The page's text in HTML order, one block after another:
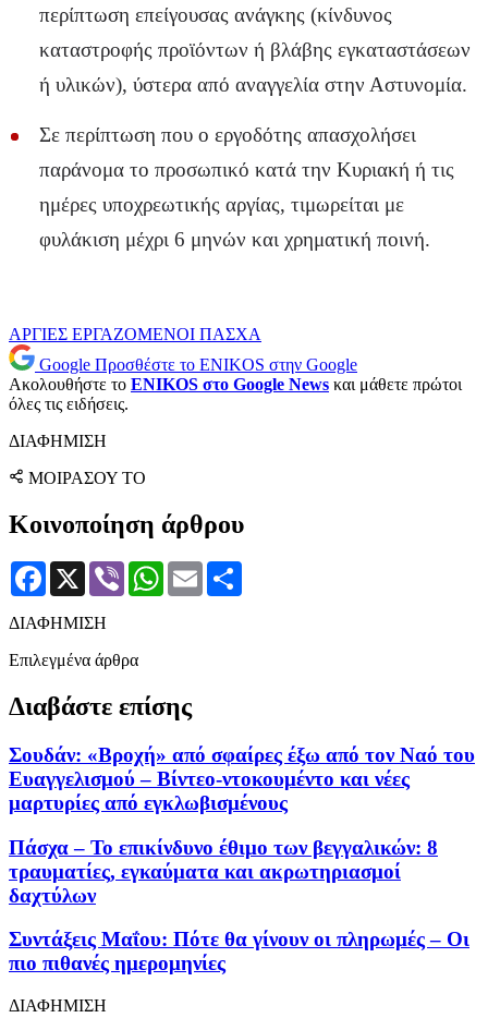
περίπτωση επείγουσας ανάγκης (κίνδυνος
καταστροφής προϊόντων ή βλάβης εγκαταστάσεων
ή υλικών), ύστερα από αναγγελία στην Αστυνομία.
Σε περίπτωση που ο εργοδότης απασχολήσει
παράνομα το προσωπικό κατά την Κυριακή ή τις
ημέρες υποχρεωτικής αργίας, τιμωρείται με
φυλάκιση μέχρι 6 μηνών και χρηματική ποινή.
ΑΡΓΙΕΣ ΕΡΓΑΖΟΜΕΝΟΙ ΠΑΣΧΑ
Google Προσθέστε το ENIKOS στην Google
Ακολουθήστε το ENIKOS στο Google News και μάθετε πρώτοι
όλες τις ειδήσεις.
ΔΙΑΦΗΜΙΣΗ
ΜΟΙΡΑΣΟΥ ΤΟ
Κοινοποίηση άρθρου
Facebook
X Viber WhatsApp
Email
ΔΙΑΦΗΜΙΣΗ
Επιλεγμένα άρθρα
Διαβάστε επίσης
Σουδάν: «Βροχή» από σφαίρες έξω από τον Ναό του
Ευαγγελισμού – Βίντεο-ντοκουμέντο και νέες
μαρτυρίες από εγκλωβισμένους
Πάσχα – Το επικίνδυνο έθιμο των βεγγαλικών: 8
τραυματίες, εγκαύματα και ακρωτηριασμοί
δαχτύλων
Συντάξεις Μαΐου: Πότε θα γίνουν οι πληρωμές – Οι
πιο πιθανές ημερομηνίες
ΔΙΑΦΗΜΙΣΗ